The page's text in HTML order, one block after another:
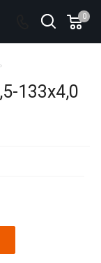
0
133х4,0